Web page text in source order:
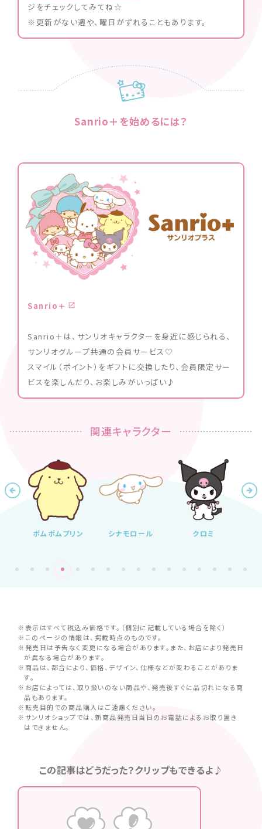
ジをチェックしてみてね☆
※更新がない週や、曜日がずれることもあります。
Sanrio＋を始めるには？
Sanrio＋
Sanrio＋は、サンリオキャラクターを身近に感じられる、
サンリオグループ共通の会員サービス♡
スマイル（ポイント）をギフトに交換したり、会員限定サー
ビスを楽しんだり、お楽しみがいっぱい♪
関連キャラクター
ポムポムプリン シナモロール クロミ
※表示はすべて税込み価格です。（個別に記載している場合を除く）
※このページの情報は、掲載時点のものです。
※発売日は予告なく変更になる場合があります。また、お店により発売日
が異なる場合があります。
※商品は、都合により、価格、デザイン、仕様などが変わることがありま
す。
※お店によっては、取り扱いのない商品や、発売後すぐに品切れになる商
品もあります。
※転売目的での商品購入はご遠慮ください。
※サンリオショップでは、新商品発売日当日のお電話によるお取り置き
はできません。
この記事はどうだった？クリップもできるよ♪